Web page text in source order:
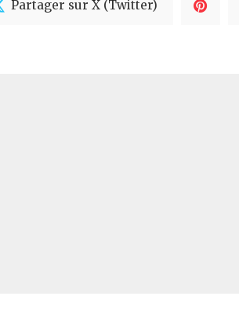
Partager sur X (Twitter)